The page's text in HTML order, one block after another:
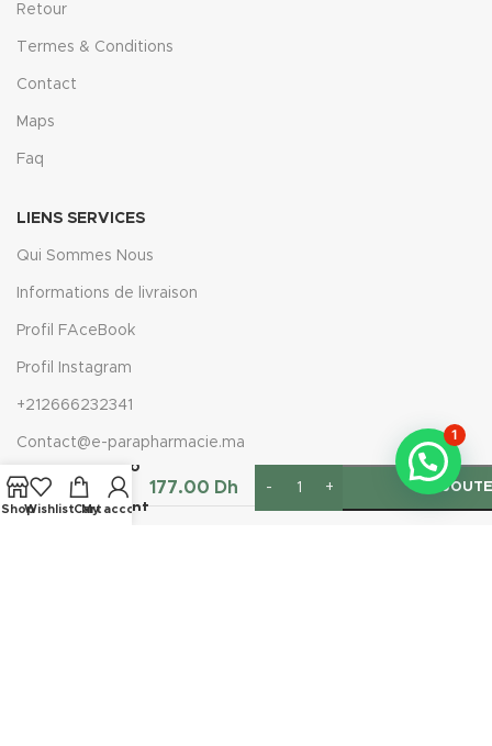
Retour
Termes & Conditions
Contact
Maps
Faq
LIENS SERVICES
Qui Sommes Nous
Informations de livraison
Profil FAceBook
Profil Instagram
+212666232341
Contact@e-parapharmacie.ma
ShopWishlistCart
My account
Bioderma
Sensibio
Gel
Moussant
177.00 Dh
1